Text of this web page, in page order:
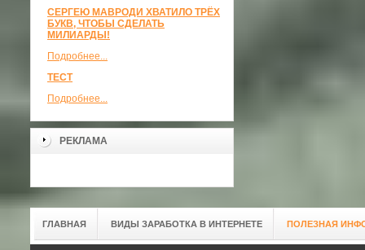
СЕРГЕЮ МАВРОДИ ХВАТИЛО ТРЁХ
БУКВ, ЧТОБЫ СДЕЛАТЬ
МИЛИАРДЫ!
Подробнее...
ТЕСТ
Подробнее...
РЕКЛАМА
ГЛАВНАЯ ВИДЫ ЗАРАБОТКА В ИНТЕРНЕТЕ ПОЛЕЗНАЯ